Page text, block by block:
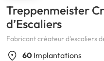
Treppenmeister
d’Escaliers
Fabricant créateur d'escaliers
60 Implantations